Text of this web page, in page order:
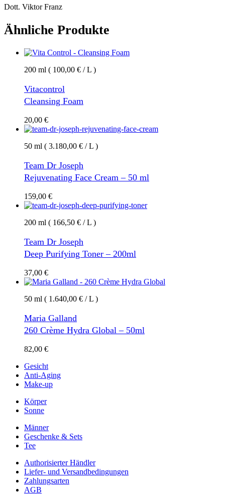
Dott. Viktor Franz
Ähnliche Produkte
200 ml ( 100,00 € / L )
Vitacontrol
Cleansing Foam
20,00 €
50 ml ( 3.180,00 € / L )
Team Dr Joseph
Rejuvenating Face Cream – 50 ml
159,00 €
200 ml ( 166,50 € / L )
Team Dr Joseph
Deep Purifying Toner – 200ml
37,00 €
50 ml ( 1.640,00 € / L )
Maria Galland
260 Crème Hydra Global – 50ml
82,00 €
Gesicht
Anti-Aging
Make-up
Körper
Sonne
Männer
Geschenke & Sets
Tee
Authorisierter Händler
Liefer- und Versandbedingungen
Zahlungsarten
AGB